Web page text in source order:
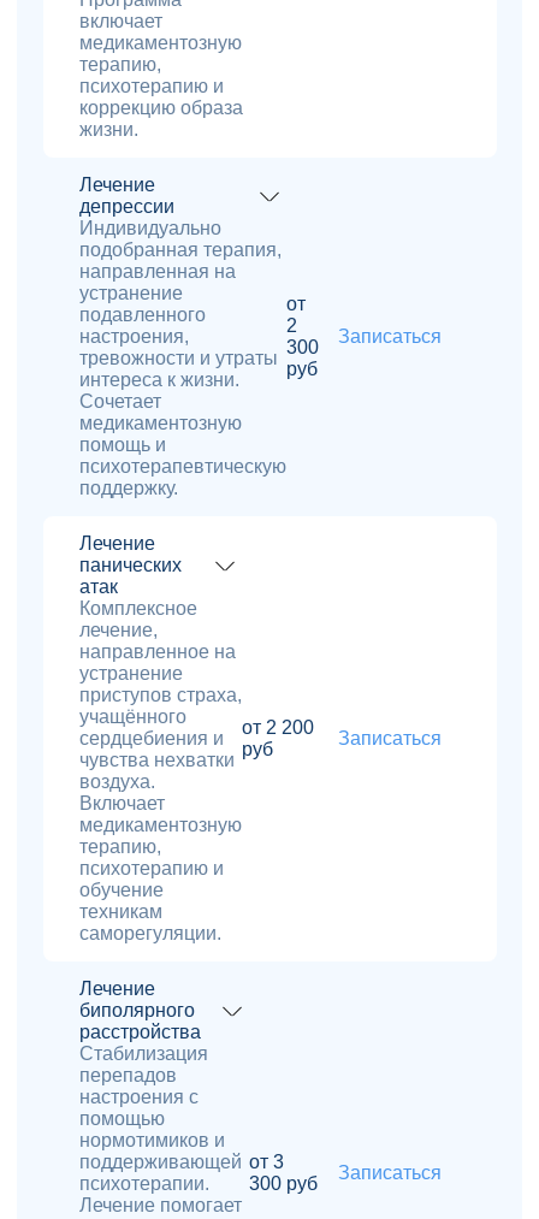
включает
медикаментозную
терапию,
психотерапию и
коррекцию образа
жизни.
Лечение
депрессии
Индивидуально
подобранная терапия,
направленная на
устранение
подавленного
настроения,
тревожности и утраты
интереса к жизни.
Сочетает
медикаментозную
помощь и
психотерапевтическую
поддержку.
от
2
300
руб
Записаться
Лечение
панических
атак
Комплексное
лечение,
направленное на
устранение
приступов страха,
учащённого
сердцебиения и
чувства нехватки
воздуха.
Включает
медикаментозную
терапию,
психотерапию и
обучение
техникам
саморегуляции.
от 2 200
руб
Записаться
Лечение
биполярного
расстройства
Стабилизация
перепадов
настроения с
помощью
нормотимиков и
поддерживающей
психотерапии.
Лечение помогает
от 3
300 руб
Записаться